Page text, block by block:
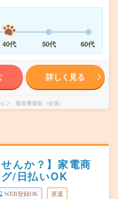
40代 50代 60代
詳しく見る
ン 製造事業部（全国）
んか？】家電商
/日払いOK
WEB登録OK 派遣